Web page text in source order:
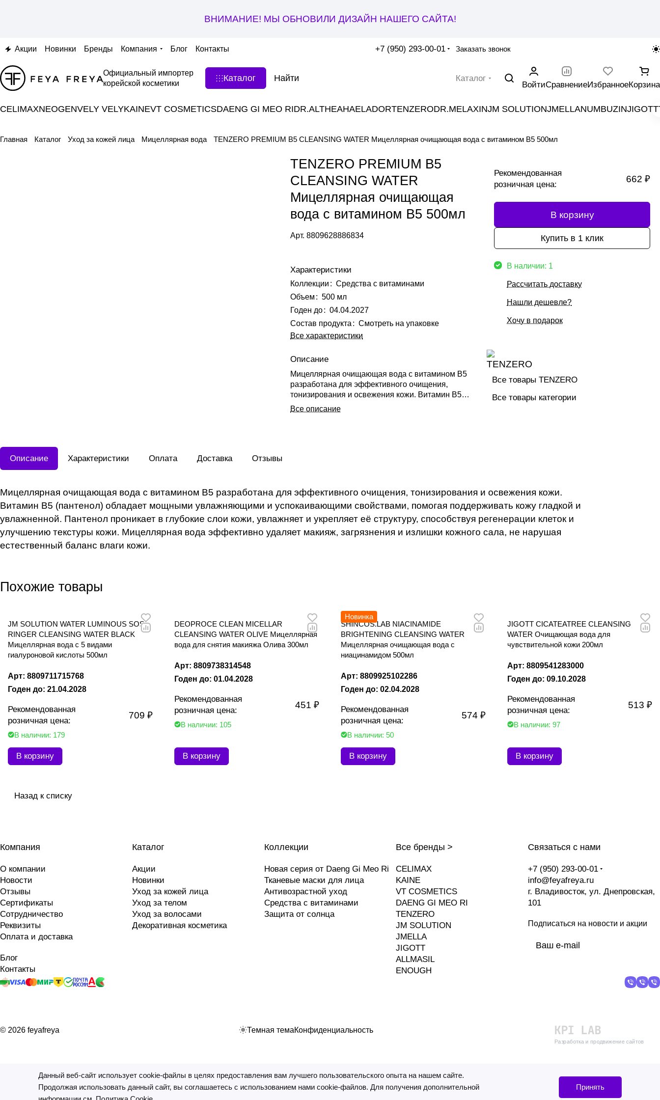
ВНИМАНИЕ! МЫ ОБНОВИЛИ ДИЗАЙН НАШЕГО САЙТА!
Акции Новинки Бренды Компания Блог Контакты +7 (950) 293-00-01 Заказать звонок
Официальный импортер
корейской косметики
Каталог Каталог
ВойтиСравнениеИзбранноеКорзина
CELIMAXNEOGENVELY VELYKAINEVT COSMETICSDAENG GI MEO RIDR.ALTHEAHAELADORTENZERODR.MELAXINJM SOLUTIONJMELLANUMBUZINJIGOTT
Главная Каталог Уход за кожей лица Мицеллярная вода TENZERO PREMIUM B5 CLEANSING WATER Мицеллярная очищающая вода с витамином B5 500мл
TENZERO PREMIUM B5
CLEANSING WATER
Мицеллярная очищающая
вода с витамином B5 500мл
Арт.8809628886834
Характеристики
Коллекции : Средства с витаминами
Объем : 500 мл
Годен до: 04.04.2027
Состав продукта : Смотреть на упаковке
Все характеристики
Описание
Мицеллярная очищающая вода с витамином B5
разработана для эффективного очищения,
тонизирования и освежения кожи. Витамин B5
(пантенол) обладает мощными увлажняющими и
успокаивающими свойствами, помогая
естественный баланс влаги кожи.
Все описание
Рекомендованная
розничная цена:
662 ₽
В корзину
Купить в 1 клик
В наличии: 1
Рассчитать доставку
Нашли дешевле?
Хочу в подарок
Все товары TENZERO
Все товары категории
Описание Характеристики Оплата Доставка Отзывы
Мицеллярная очищающая вода с витамином B5 разработана для эффективного очищения, тонизирования и освежения кожи.
Витамин B5 (пантенол) обладает мощными увлажняющими и успокаивающими свойствами, помогая поддерживать кожу гладкой и
увлажненной. Пантенол проникает в глубокие слои кожи, увлажняет и укрепляет её структуру, способствуя регенерации клеток и
улучшению текстуры кожи. Мицеллярная вода эффективно удаляет макияж, загрязнения и излишки кожного сала, не нарушая
естественный баланс влаги кожи.
Похожие товары
JM SOLUTION WATER LUMINOUS SOS
RINGER CLEANSING WATER BLACK
Мицеллярная вода c 5 видами
гиалуроновой кислоты 500мл
Арт: 8809711715768
Годен до: 21.04.2028
Рекомендованная
розничная цена:
709 ₽
В наличии: 179
В корзину
DEOPROCE CLEAN MICELLAR
CLEANSING WATER OLIVE Мицеллярная
вода для снятия макияжа Олива 300мл
Арт: 8809738314548
Годен до: 01.04.2028
Рекомендованная
розничная цена:
451 ₽
В наличии: 105
В корзину
Новинка
SHINCOS.LAB NIACINAMIDE
BRIGHTENING CLEANSING WATER
Мицеллярная очищающая вода с
ниацинамидом 500мл
Арт: 8809925102286
Годен до: 02.04.2028
Рекомендованная
розничная цена:
574 ₽
В наличии: 50
В корзину
JIGOTT CICATEATREE CLEANSING
WATER Очищающая вода для
чувствительной кожи 200мл
Арт: 8809541283000
Годен до: 09.10.2028
Рекомендованная
розничная цена:
513 ₽
В наличии: 97
В корзину
Назад к списку
Каталог
Акции
Новинки
Уход за кожей лица
Уход за телом
Уход за волосами
Декоративная косметика
Компания
О компании
Новости
Отзывы
Сертификаты
Сотрудничество
Реквизиты
Оплата и доставка
Блог
Контакты
Коллекции
Новая серия от Daeng Gi Meo Ri
Тканевые маски для лица
Антивозрастной уход
Средства с витаминами
Защита от солнца
Все бренды >
CELIMAX
KAINE
VT COSMETICS
DAENG GI MEO RI
TENZERO
JM SOLUTION
JMELLA
JIGOTT
ALLMASIL
ENOUGH
Связаться с нами
+7 (950) 293-00-01
info@feyafreya.ru
г. Владивосток, ул. Днепровская,
101
Подписаться на новости и акции
© 2026 feyafreya Темная темаКонфиденциальность
Разработка и продвижение сайтов
На информационном ресурсе применяютсярекомендательные технологии.
Все ресурсы сайта feyafreya.ru, включая (но не ограничиваясь) текстовую, графическую, фотографическую и видео информацию,
Данный веб-сайт использует cookie-файлы в целях предоставления вам лучшего пользовательского опыта на нашем сайте.
Продолжая использовать данный сайт, вы соглашаетесь с использованием нами cookie-файлов. Для получения дополнительной
Принять